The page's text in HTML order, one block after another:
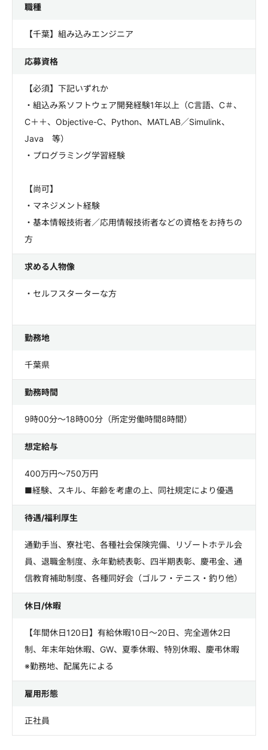
職種
【千葉】組み込みエンジニア
応募資格
【必須】下記いずれか
・組込み系ソフトウェア開発経験1年以上（C言語、C＃、
C＋＋、Objective-C、Python、MATLAB／Simulink、
Java 等）
・プログラミング学習経験
【尚可】
・マネジメント経験
・基本情報技術者／応用情報技術者などの資格をお持ちの
方
求める人物像
・セルフスターターな方
勤務地
千葉県
勤務時間
9時00分～18時00分（所定労働時間8時間）
想定給与
400万円～750万円
■経験、スキル、年齢を考慮の上、同社規定により優遇
待遇/福利厚生
通勤手当、寮社宅、各種社会保険完備、リゾートホテル会
員、退職金制度、永年勤続表彰、四半期表彰、慶弔金、通
信教育補助制度、各種同好会（ゴルフ・テニス・釣り他）
休日/休暇
【年間休日120日】有給休暇10日～20日、完全週休2日
制、年末年始休暇、GW、夏季休暇、特別休暇、慶弔休暇
※勤務地、配属先による
雇用形態
正社員